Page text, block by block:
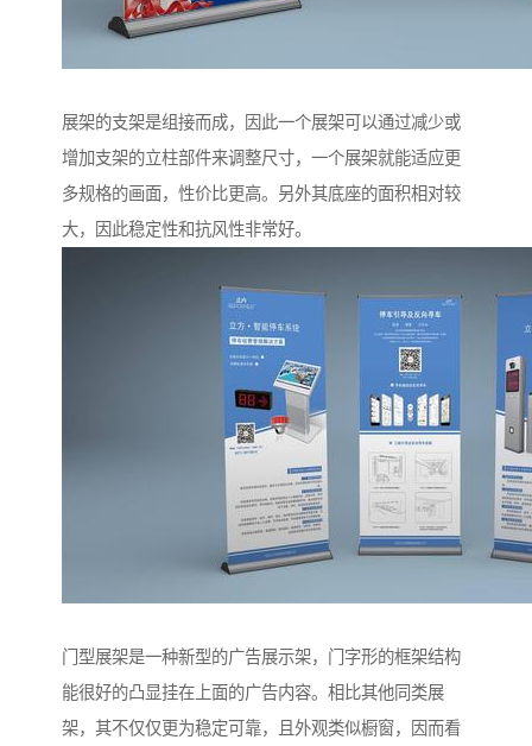
展架的支架是组接而成，因此一个展架可以通过减少或
增加支架的立柱部件来调整尺寸，一个展架就能适应更
多规格的画面，性价比更高。另外其底座的面积相对较
大，因此稳定性和抗风性非常好。
门型展架是一种新型的广告展示架，门字形的框架结构
能很好的凸显挂在上面的广告内容。相比其他同类展
架，其不仅仅更为稳定可靠，且外观类似橱窗，因而看